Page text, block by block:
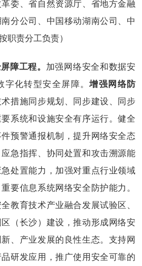
委、省自然资源厅、省地方金融
分公司、中国移动湖南公司、中
职责分工负责）
障工程。 加强网络安全和数据安
字化转型安全屏障。增强网络防
措施同步规划、同步建设、同步
系统和设施安全有序运行。健全
预警通报机制，提升网络安全态
急指挥、协同处置和攻击溯源能
处置能力，加强对重点行业领域
要信息系统网络安全防护能力。
教育技术产业融合发展试验区、
（长沙）建设，推动形成网络安
、产业发展的良性生态。支持网
研发应用，推广使用安全可靠的